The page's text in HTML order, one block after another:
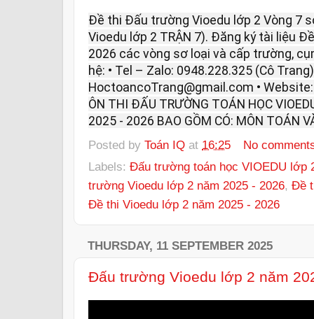
Đề thi Đấu trường Vioedu lớp 2 Vòng 7
Vioedu lớp 2 TRẬN 7). Đăng ký tài liệu
2026 các vòng sơ loại và cấp trường,
hệ: • Tel – Zalo: 0948.228.325 (Cô
HoctoancoTrang@gmail.com •
ÔN THI ĐẤU TRƯỜNG TOÁN HỌC
2025 - 2026 BAO GỒM CÓ: MÔN TOÁN
Posted by Toán IQ at 16:25
No
Labels: Đấu trường toán học VIOEDU lớp
trường Vioedu lớp 2 năm 2025 - 2026, Đề
Đề thi Vioedu lớp 2 năm 2025 - 2026
THURSDAY, 11 SEPTEMBER 2025
Đấu trường Vioedu lớp 2 năm